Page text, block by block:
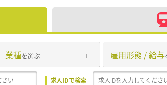
業種を選ぶ 雇用形態 / 給与
求人IDで検索